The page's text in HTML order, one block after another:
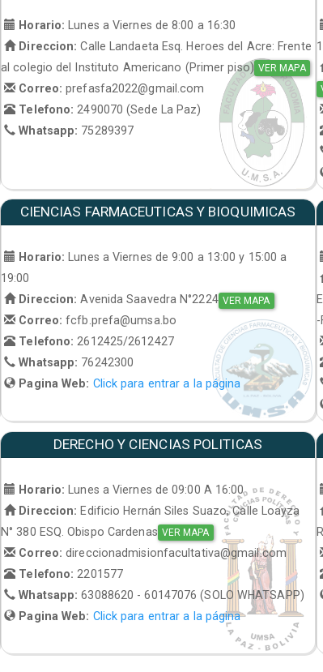
Horario:
Lunes a Viernes de 8:00 a 16:30
Direccion: Calle Landaeta Esq. Heroes del Acre: Frente
al colegio del Instituto Americano (Primer piso) VER MAPA
Correo:prefasfa2022@gmail.com
Telefono: 2490070 (Sede La Paz)
Whatsapp: 75289397
CIENCIAS FARMACEUTICAS Y BIOQUIMICAS
Horario: Lunes a Viernes de 9:00 a 13:00 y 15:00 a
19:00
Direccion: Avenida Saavedra N°2224 VER MAPA
Correo:fcfb.prefa@umsa.bo
Telefono:2612425/2612427
Whatsapp: 76242300
Pagina Web: Click para entrar a la página
-
DERECHO Y CIENCIAS POLITICAS
Horario:
Lunes a Viernes de 09:00 A 16:00
Direccion: Edificio Hernán Siles Suazo, Calle Loayza
N° 380 ESQ. Obispo Cardenas VER MAPA
Correo:direccionadmisionfacultativa@gmail.com
Telefono: 2201577
Whatsapp:63088620 - 60147076 (SOLO WHATSAPP)
Pagina Web: Click para entrar a la página